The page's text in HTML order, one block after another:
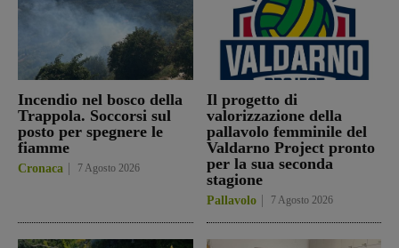
Incendio nel bosco della
Trappola. Soccorsi sul
posto per spegnere le
fiamme
Cronaca 7 Agosto 2026
Il progetto di
valorizzazione della
pallavolo femminile del
Valdarno Project pronto
per la sua seconda
stagione
Pallavolo 7 Agosto 2026